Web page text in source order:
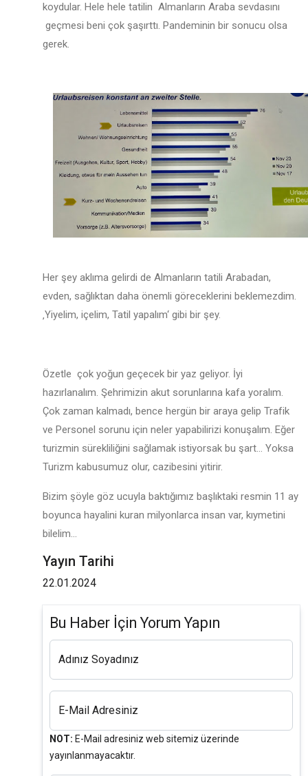
koydular. Hele hele tatilin Almanların Araba sevdasını
geçmesi beni çok şaşırttı. Pandeminin bir sonucu olsa
gerek.
Her şey aklıma gelirdi de Almanların tatili Arabadan,
evden, sağlıktan daha önemli göreceklerini beklemezdim.
‚Yiyelim, içelim, Tatil yapalım‘ gibi bir şey.
Özetle çok yoğun geçecek bir yaz geliyor. İyi
hazırlanalım. Şehrimizin akut sorunlarına kafa yoralım.
Çok zaman kalmadı, bence hergün bir araya gelip Trafik
ve Personel sorunu için neler yapabilirizi konuşalım. Eğer
turizmin sürekliliğini sağlamak istiyorsak bu şart… Yoksa
Turizm kabusumuz olur, cazibesini yitirir.
Bizim şöyle göz ucuyla baktığımız başlıktaki resmin 11 ay
boyunca hayalini kuran milyonlarca insan var, kıymetini
bilelim...
Yayın Tarihi
22.01.2024
Bu Haber İçin Yorum Yapın
Adınız Soyadınız
E-Mail Adresiniz
NOT: E-Mail adresiniz web sitemiz üzerinde
yayınlanmayacaktır.